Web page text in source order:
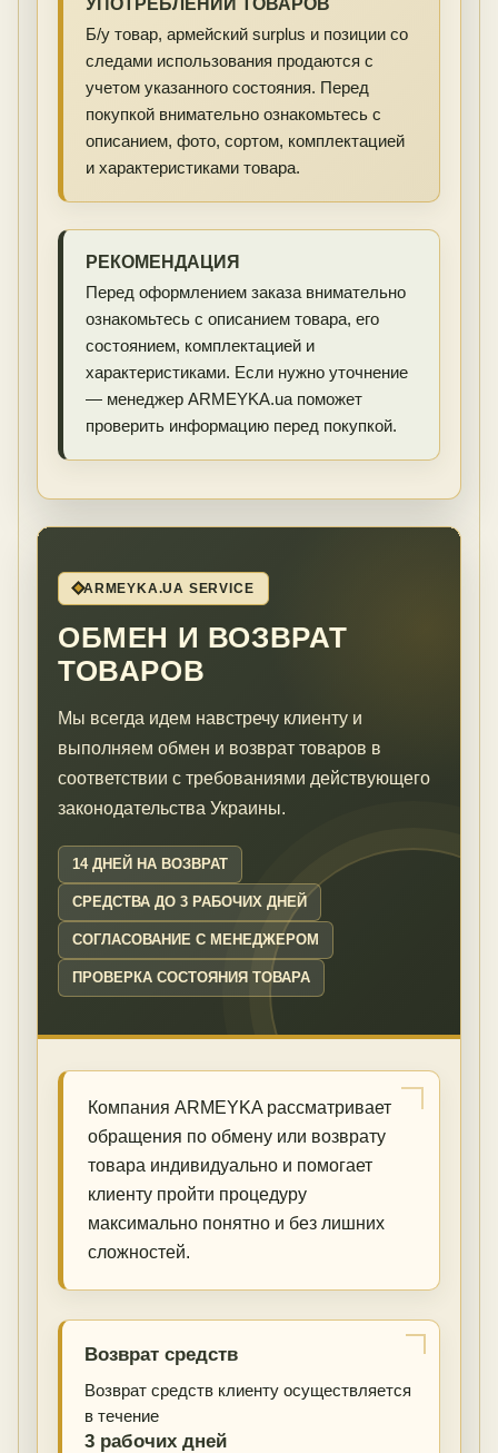
УПОТРЕБЛЕНИИ ТОВАРОВ
Б/у товар, армейский surplus и позиции со
следами использования продаются с
учетом указанного состояния. Перед
покупкой внимательно ознакомьтесь с
описанием, фото, сортом, комплектацией
и характеристиками товара.
РЕКОМЕНДАЦИЯ
Перед оформлением заказа внимательно
ознакомьтесь с описанием товара, его
состоянием, комплектацией и
характеристиками. Если нужно уточнение
— менеджер ARMEYKA.ua поможет
проверить информацию перед покупкой.
ARMEYKA.UA SERVICE
ОБМЕН И ВОЗВРАТ
ТОВАРОВ
Мы всегда идем навстречу клиенту и
выполняем обмен и возврат товаров в
соответствии с требованиями действующего
законодательства Украины.
14 ДНЕЙ НА ВОЗВРАТ
СРЕДСТВА ДО 3 РАБОЧИХ ДНЕЙ
СОГЛАСОВАНИЕ С МЕНЕДЖЕРОМ
ПРОВЕРКА СОСТОЯНИЯ ТОВАРА
Компания ARMEYKA рассматривает
обращения по обмену или возврату
товара индивидуально и помогает
клиенту пройти процедуру
максимально понятно и без лишних
сложностей.
Возврат средств
Возврат средств клиенту осуществляется
в течение
3 рабочих дней